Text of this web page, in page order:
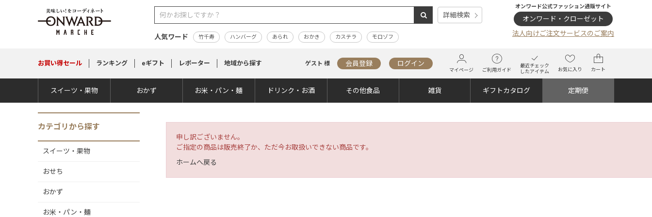
詳細検索
人気ワード 竹千寿 ハンバーグ あられ おかき カステラ モロゾフ
オンワード公式ファッション通販サイト
オンワード・クローゼット
法人向けご注文サービスのご案内
お買い得セール ランキング eギフト レポーター 地域から探す ゲスト 様 会員登録 ログイン
マイページ ご利用ガイド
最近チェック
したアイテム
お気に入り カート
スイーツ・果物 おかず お米・パン・麺 ドリンク・お酒 その他食品 雑貨 ギフトカタログ 定期便
カテゴリから探す
スイーツ・果物
おせち
おかず
お米・パン・麺
申し訳ございません。
ご指定の商品は販売終了か、ただ今お取扱いできない商品です。
ホームへ戻る